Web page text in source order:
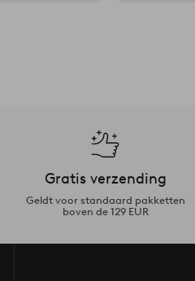
Gratis verzending
Geldt voor standaard pakketten
boven de 129 EUR